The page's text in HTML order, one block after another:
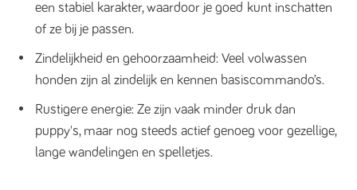
een stabiel karakter, waardoor je goed kunt inschatten
of ze bij je passen.
Zindelijkheid en gehoorzaamheid: Veel volwassen
honden zijn al zindelijk en kennen basiscommando’s.
Rustigere energie: Ze zijn vaak minder druk dan
puppy's, maar nog steeds actief genoeg voor gezellige,
lange wandelingen en spelletjes.